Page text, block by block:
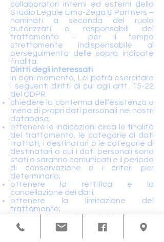
collaboratori interni ed esterni dello
Studio Legale Lima-Zega & Partners –
nominati a seconda del ruolo
autorizzati o responsabili del
trattamento – per il tempo
strettamente indispensabile al
perseguimento delle sopra indicate
finalità.
Diritti degli interessati
In ogni momento, Lei potrà esercitare
i seguenti diritti di cui agli artt. 15-22
del GDPR:
chiedere la conferma dell’esistenza o
meno di propri dati personali nei nostri
database;
ottenere le indicazioni circa le finalità
del trattamento, le categorie di dati
trattati, i destinatari o le categorie di
destinatari a cui i dati personali sono
stati o saranno comunicati e il periodo
di conservazione o i criteri per
determinarlo;
ottenere la rettifica e la
cancellazione dei dati;
ottenere la limitazione del
trattamento;
ottenere la portabilità dei dati;
revocare il consenso al trattamento
per specifiche finalità, laddove